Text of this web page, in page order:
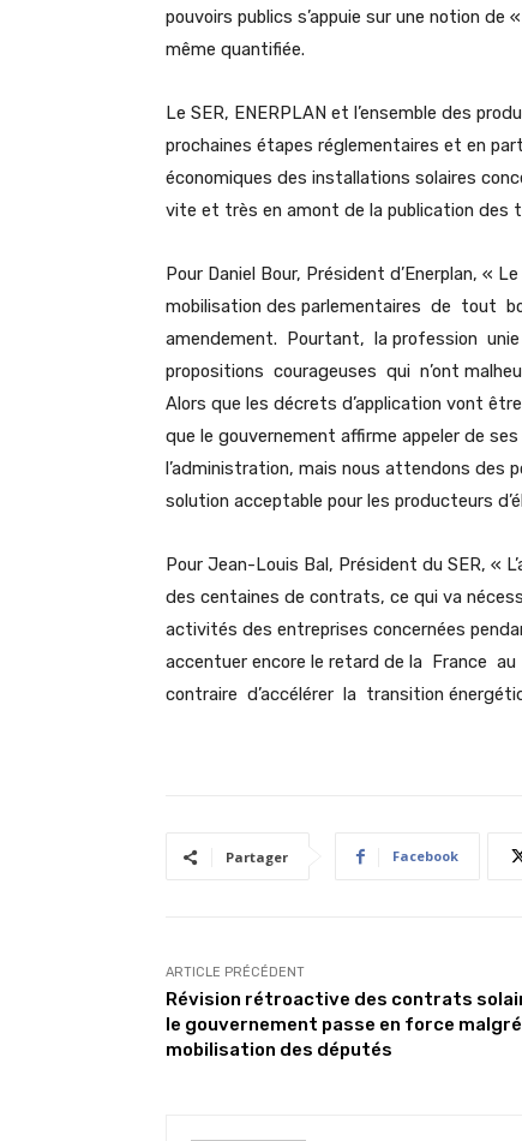
pouvoirs publics s’appuie sur une notion
même quantifiée.
Le SER, ENERPLAN et l’ensemble des
prochaines étapes réglementaires et en
économiques des installations solaires
vite et très en amont de la publication des
Pour Daniel Bour, Président d’Enerplan, «
mobilisation des parlementaires de
amendement. Pourtant, la profession
propositions courageuses qui n’ont
Alors que les décrets d’application vont
que le gouvernement affirme appeler de
l’administration, mais nous attendons des
solution acceptable pour les producteurs
Pour Jean-Louis Bal, Président du SER, «
des centaines de contrats, ce qui va
activités des entreprises concernées
accentuer encore le retard de la France
contraire d’accélérer la transition
Partager Facebook
ARTICLE PRÉCÉDENT
Révision rétroactive des contrats
le gouvernement passe en force
mobilisation des députés